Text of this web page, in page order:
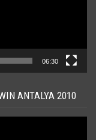
06:30
ANTALYA 2010